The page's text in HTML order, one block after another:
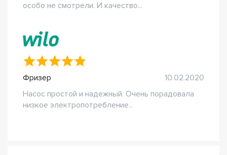
особо не смотрели. И качество...
Фризер
10.02.2020
Насос простой и надежный. Очень порадовала
низкое электропотребление...